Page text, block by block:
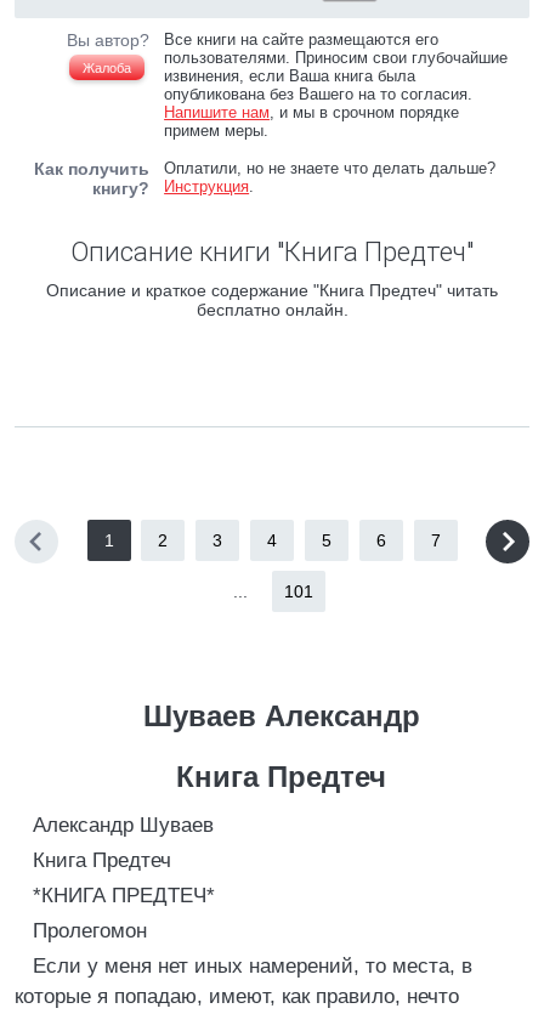
Вы автор?
Жалоба
Все книги на сайте размещаются его
пользователями. Приносим свои глубочайшие
извинения, если Ваша книга была
опубликована без Вашего на то согласия.
Напишите нам, и мы в срочном порядке
примем меры.
Как получить
книгу?
Оплатили, но не знаете что делать дальше?
Инструкция.
Описание книги "Книга Предтеч"
Описание и краткое содержание "Книга Предтеч" читать
бесплатно онлайн.
1 2 3 4 5 6 7
101
Шуваев Александр
Книга Предтеч
Александр Шуваев
Книга Предтеч
*КНИГА ПРЕДТЕЧ*
Пролегомон
Если у меня нет иных намерений, то места, в
которые я попадаю, имеют, как правило, нечто